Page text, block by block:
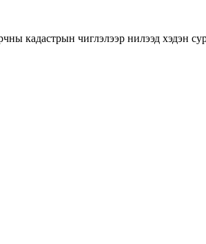
кадастрын чиглэлээр нилээд хэдэн